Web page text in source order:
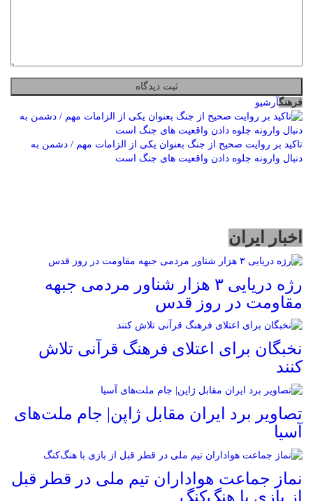
فرهنگآرشیو
تاکید بر روایت صحیح از جنگ بعنوان یکی از الزامات مهم / دشمن به
دنبال وارونه جلوه دادن واقعیت های جنگ است
اخبار ایران
رژه دریایی ۳ هزار شناور مردمی جبهه
مقاومت در روز قدس
نخبگان برای اعتلای فرهنگ قرآنی تلاش
کنند
تصاویر برد ایران مقابل ژاپن| جام ملت‌های
آسیا
نماز جماعت هواداران تیم ملی در قطر قبل
از بازی با هنگ‌کنگ